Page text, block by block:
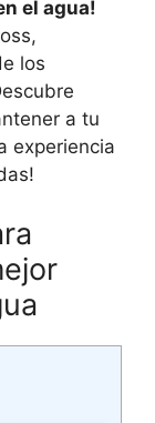
el agua!
los
a tu
experiencia